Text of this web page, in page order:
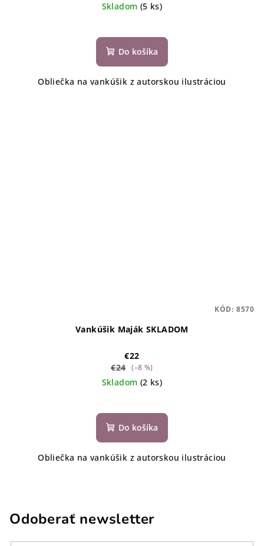
Skladom (5 ks)
Do košíka
Obliečka na vankúšik z autorskou ilustráciou
Vankúšik Maják SKLADOM
€22
€24 (–8 %)
Skladom (2 ks)
Do košíka
Obliečka na vankúšik z autorskou ilustráciou
KÓD: 8570
Odoberať newsletter